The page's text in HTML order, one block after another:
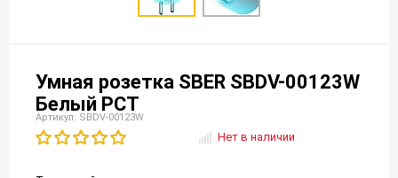
Умная розетка SBER SBDV-00123W
Белый РСТ
Артикул: SBDV-00123W
Нет в наличии